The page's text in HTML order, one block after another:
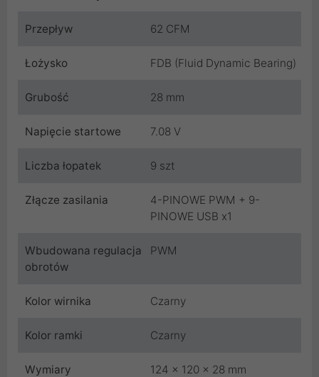
Przepływ 62 CFM
Łożysko FDB (Fluid Dynamic Bearing)
Grubość 28 mm
Napięcie startowe 7.08 V
Liczba łopatek 9 szt
Złącze zasilania
4-PINOWE PWM + 9-
PINOWE USB x1
Wbudowana regulacja
obrotów
PWM
Kolor wirnika Czarny
Kolor ramki Czarny
Wymiary 124 x 120 x 28 mm